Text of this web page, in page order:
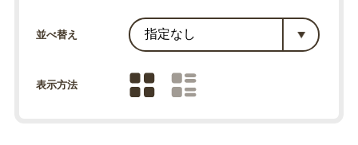
並べ替え
表示方法